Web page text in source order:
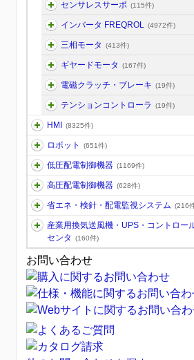
センサレスサーボ (115件)
インバータ FREQROL (4972件)
三相モータ (413件)
ギヤードモータ (167件)
電磁クラッチ・ブレーキ (19件)
テンションコントローラ (19件)
HMI (8325件)
ロボット (651件)
低圧配電制御機器 (1169件)
高圧配電制御機器 (628件)
省エネ・検針・配電監視システム (216
産業用換気送風機・UPS・コントロー
センタ
(160件)
お問い合わせ